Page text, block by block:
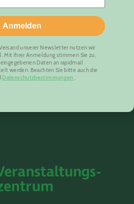
Anmelden
unserer Newsletter nutzen wir
Mit Ihrer Anmeldung stimmen Sie zu,
Daten an rapidmail
werden. Beachten Sie bitte auch die
Datenschutzbestimmungen.